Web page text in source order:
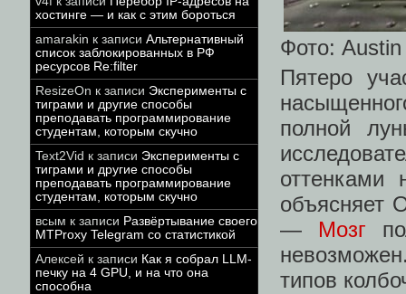
хостинге — и как с этим бороться
amarakin к записи Альтернативный
список заблокированных в РФ
ресурсов Re:filter
ResizeOn к записи Эксперименты с
тиграми и другие способы
преподавать программирование
студентам, которым скучно
Text2Vid к записи Эксперименты с
тиграми и другие способы
преподавать программирование
студентам, которым скучно
всым к записи Развёртывание своего
MTProxy Telegram со статистикой
Алексей к записи Как я собрал LLM-
печку на 4 GPU, и на что она
способна
Фото:
Пятеро
полной
оттенками
объясняет
— Мозг
типов